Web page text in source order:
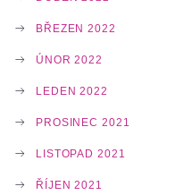
BŘEZEN 2022
ÚNOR 2022
LEDEN 2022
PROSINEC 2021
LISTOPAD 2021
ŘÍJEN 2021